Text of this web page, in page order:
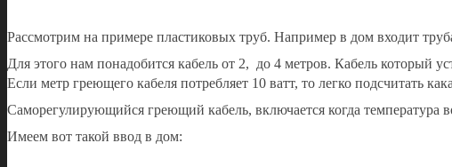
Рассмотрим на примере пластиковых труб. Например в дом входит
Для этого нам понадобится кабель от 2, до 4 метров. Кабель
Если метр греющего кабеля потребляет 10 ватт, то легко подсчитать
Саморегулирующийся греющий кабель, включается когда температура
Имеем вот такой ввод в дом: